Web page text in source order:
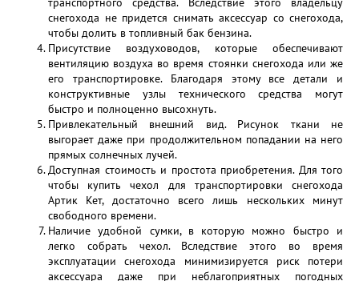
снегохода не придется снимать аксессуар со снегохода,
чтобы долить в топливный бак бензина.
Присутствие воздуховодов, которые обеспечивают
вентиляцию воздуха во время стоянки снегохода или же
его транспортировке. Благодаря этому все детали и
конструктивные узлы технического средства могут
быстро и полноценно высохнуть.
Привлекательный внешний вид. Рисунок ткани не
выгорает даже при продолжительном попадании на него
прямых солнечных лучей.
Доступная стоимость и простота приобретения. Для того
чтобы купить чехол для транспортировки снегохода
Артик Кет, достаточно всего лишь нескольких минут
свободного времени.
Наличие удобной сумки, в которую можно быстро и
легко собрать чехол. Вследствие этого во время
эксплуатации снегохода минимизируется риск потери
аксессуара даже при неблагоприятных погодных